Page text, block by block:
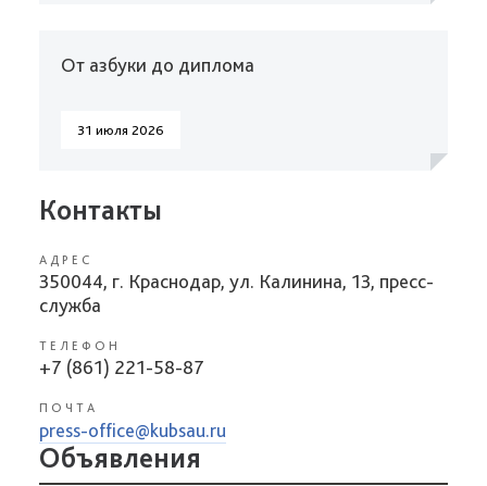
От азбуки до диплома
31 июля 2026
Контакты
АДРЕС
350044, г. Краснодар, ул. Калинина, 13, пресс-
служба
ТЕЛЕФОН
+7 (861) 221-58-87
ПОЧТА
press-office@kubsau.ru
Объявления